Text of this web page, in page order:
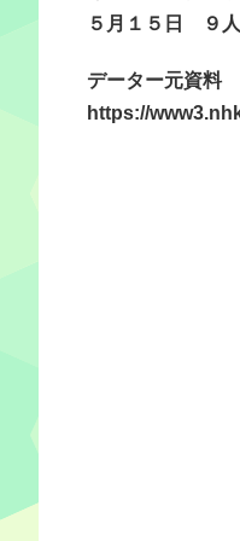
５月１５日 ９人
データー元資料
https://